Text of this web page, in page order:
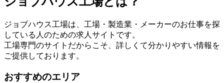
ジョブハウス工場は、工場・製造業・メーカーのお仕事を探
している人のための求人サイトです。
工場専門のサイトだからこそ、詳しくて分かりやすい情報を
ご提供しております。
おすすめのエリア